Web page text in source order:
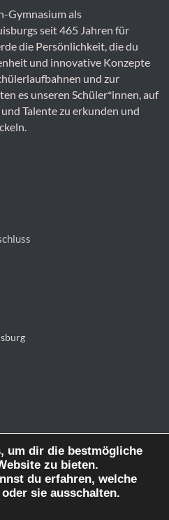
Gymnasium als
seit 465 Jahren für
die Persönlichkeit, die du
und innovative Konzepte
und zur
es unseren Schüler*innen, auf
Talente zu erkunden und
duisburg.de
um dir die bestmögliche
zu bieten.
du erfahren, welche
sie ausschalten.